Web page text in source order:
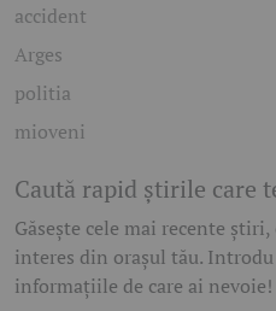
accident
Arges
politia
mioveni
Caută rapid știrile care
Găsește cele mai recente
interes din orașul tău.
informațiile de care ai nevoie!